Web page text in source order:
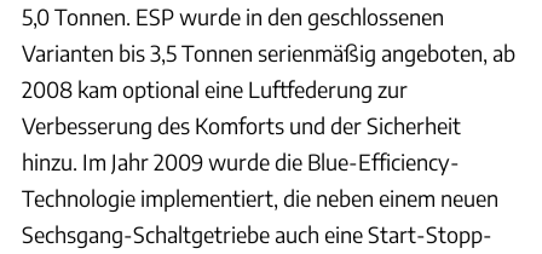
5,0 Tonnen. ESP wurde in den geschlossenen
Varianten bis 3,5 Tonnen serienmäßig angeboten, ab
2008 kam optional eine Luftfederung zur
Verbesserung des Komforts und der Sicherheit
hinzu. Im Jahr 2009 wurde die Blue-Efficiency-
Technologie implementiert, die neben einem neuen
Sechsgang-Schaltgetriebe auch eine Start-Stopp-